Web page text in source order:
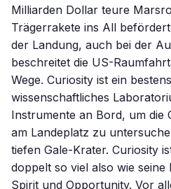
Milliarden Dollar teure
Trägerrakete ins All
der Landung, auch bei der
beschreitet die US-
Wege. Curiosity ist ein
wissenschaftliches
Instrumente an Bord, um die
am Landeplatz zu
tiefen Gale-Krater. Curiosity
doppelt so viel also wie seine
Spirit und Opportunity. Vor